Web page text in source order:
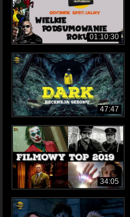
01:10:30
47:47
34:05